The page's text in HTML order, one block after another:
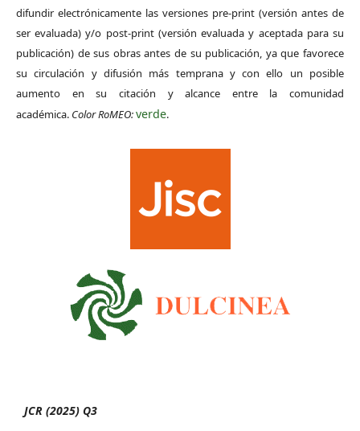
difundir electrónicamente las versiones pre-print (versión antes de
ser evaluada) y/o post-print (versión evaluada y aceptada para su
publicación) de sus obras antes de su publicación, ya que favorece
su circulación y difusión más temprana y con ello un posible
aumento en su citación y alcance entre la comunidad
académica. Color RoMEO:verde.
JCR (2025) Q3